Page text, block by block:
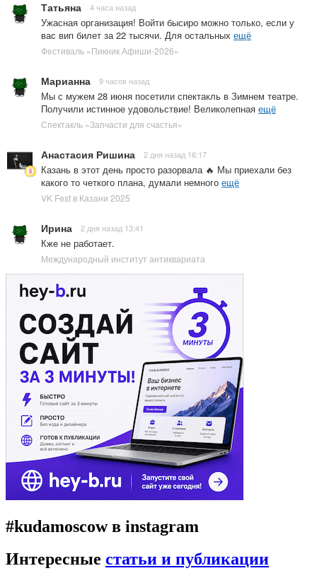
Татьяна 4 часа назад
Ужасная организация! Войти бысиро можно только, если у
вас вип билет за 22 тысячи. Для остальных ещё
Фестиваль «Пикник Афиши-2026»
Марианна 9 часов назад
Мы с мужем 28 июня посетили спектакль в Зимнем театре.
Получили истинное удовольствие! Великолепная ещё
Спектакль «Запчасти для счастья»
Анастасия Ришина 2 дня назад 16:17
Казань в этот день просто разорвала 🔥 Мы приехали без
какого то четкого плана, думали немного ещё
VK Fest в Казани 2025
Ирина 2 дня назад 13:41
Кже не работает.
Международный институт антиквариата
#kudamoscow в instagram
Интересные статьи и публикации